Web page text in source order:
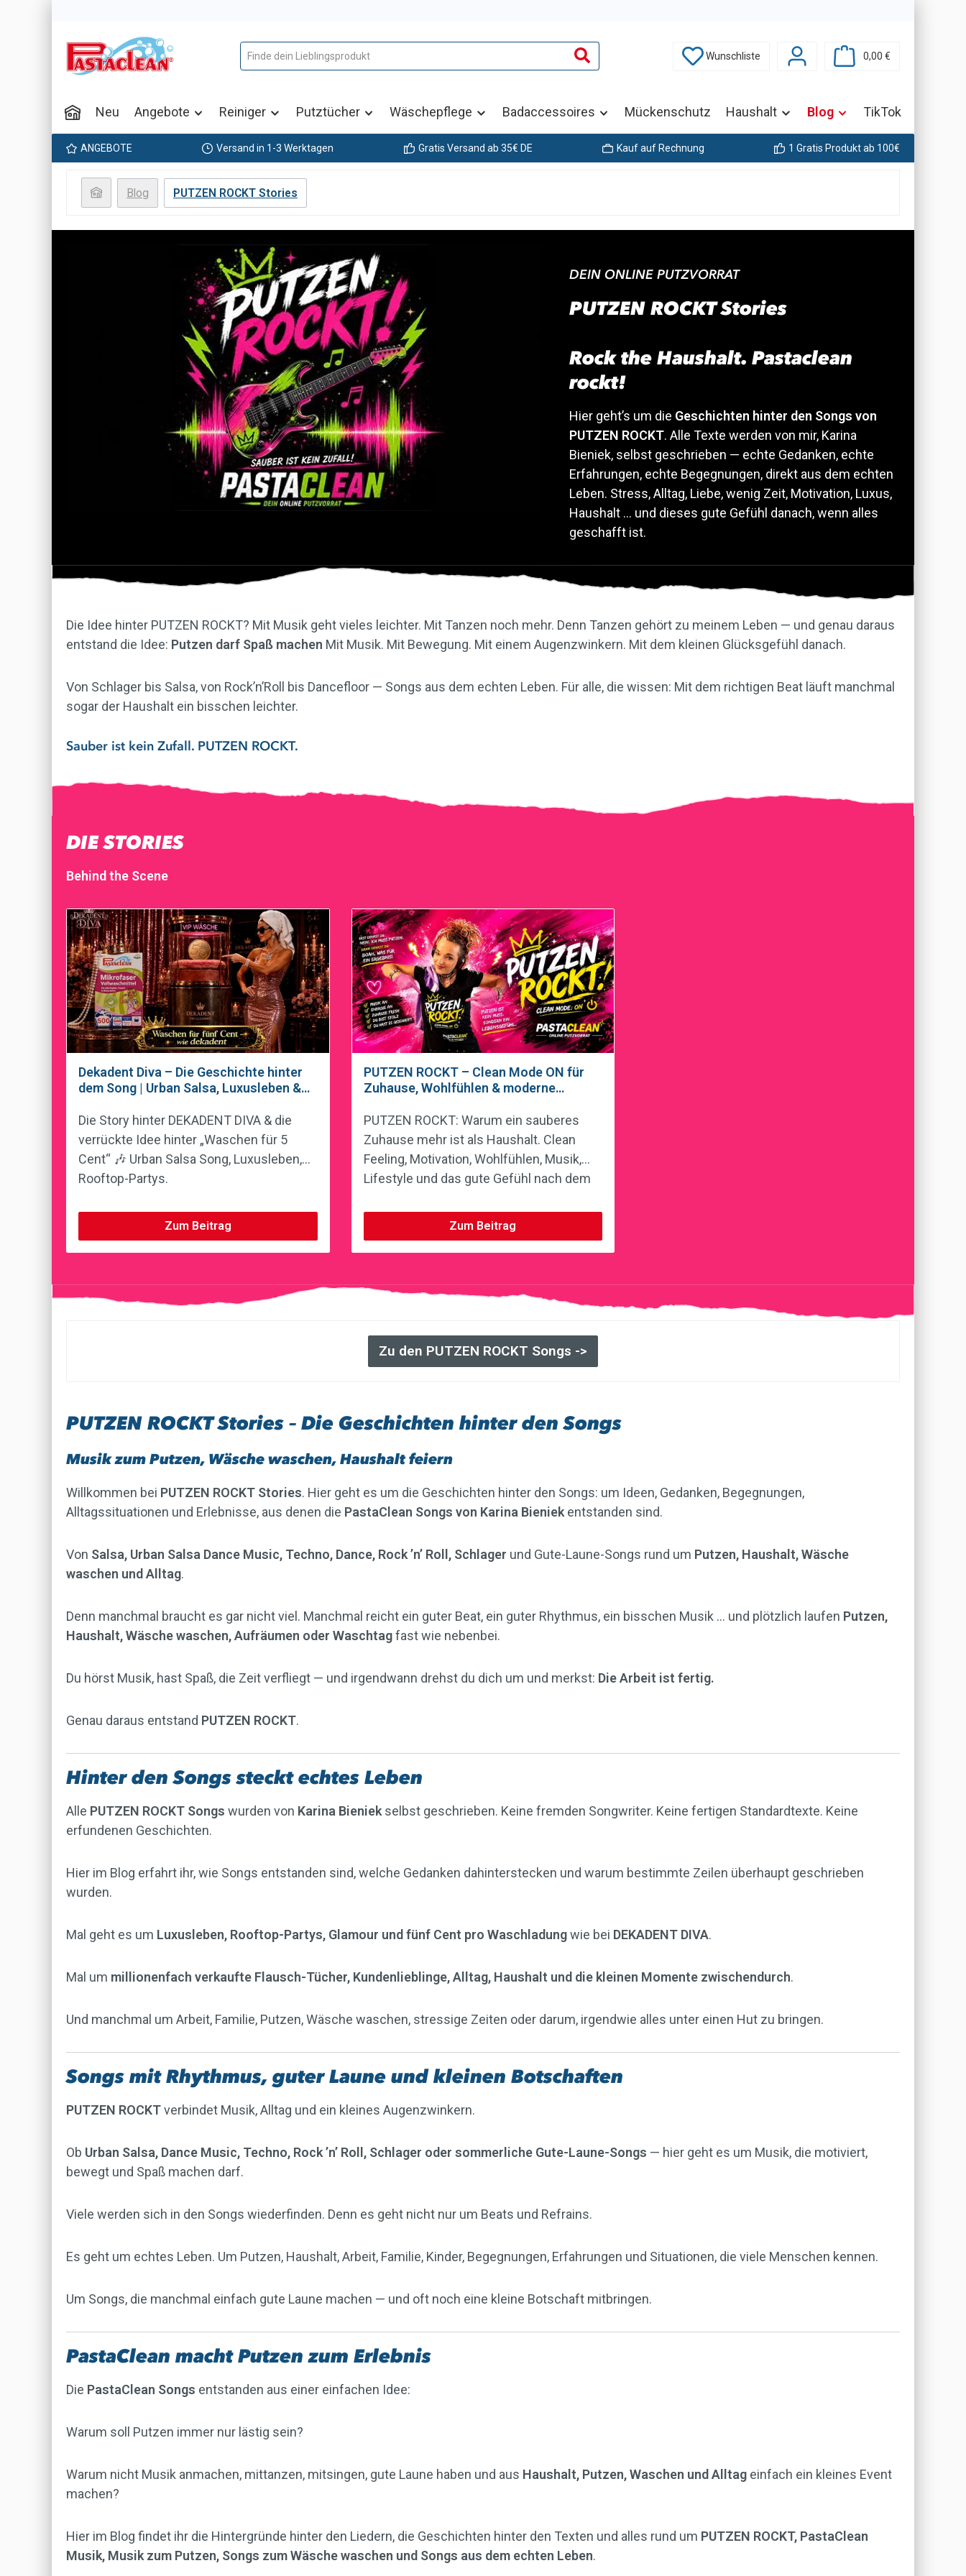
Wunschliste Du hast 0 Produkte auf dem Merkzettel
0,00 €
Neu Angebote Reiniger Putztücher Wäschepflege Badaccessoires Mückenschutz Haushalt Blog TikTok
ANGEBOTE Versand in 1-3 Werktagen Gratis Versand ab 35€ DE Kauf auf Rechnung 1 Gratis Produkt ab 100€
Blog PUTZEN ROCKT Stories
DEIN ONLINE PUTZVORRAT
PUTZEN ROCKT Stories
Rock the Haushalt. Pastaclean
rockt!
Hier geht’s um die Geschichten hinter den Songs von
PUTZEN ROCKT. Alle Texte werden von mir, Karina
Bieniek, selbst geschrieben — echte Gedanken, echte
Erfahrungen, echte Begegnungen, direkt aus dem echten
Leben. Stress, Alltag, Liebe, wenig Zeit, Motivation, Luxus,
Haushalt … und dieses gute Gefühl danach, wenn alles
geschafft ist.
Die Idee hinter PUTZEN ROCKT? Mit Musik geht vieles leichter. Mit Tanzen noch mehr. Denn Tanzen gehört zu meinem Leben — und genau daraus
entstand die Idee: Putzen darf Spaß machen Mit Musik. Mit Bewegung. Mit einem Augenzwinkern. Mit dem kleinen Glücksgefühl danach.
Von Schlager bis Salsa, von Rock’n’Roll bis Dancefloor — Songs aus dem echten Leben. Für alle, die wissen: Mit dem richtigen Beat läuft manchmal
sogar der Haushalt ein bisschen leichter.
Sauber ist kein Zufall. PUTZEN ROCKT.
DIE STORIES
Behind the Scene
Dekadent Diva – Die Geschichte hinter
dem Song | Urban Salsa, Luxusleben &
Die Story hinter DEKADENT DIVA & die
verrückte Idee hinter „Waschen für 5
Cent“ 🎶 Urban Salsa Song, Luxusleben,
Rooftop-Partys.
Zum Beitrag
PUTZEN ROCKT – Clean Mode ON für
Zuhause, Wohlfühlen & moderne
PUTZEN ROCKT: Warum ein sauberes
Zuhause mehr ist als Haushalt. Clean
Feeling, Motivation, Wohlfühlen, Musik,
Lifestyle und das gute Gefühl nach dem
Zum Beitrag
Zu den PUTZEN ROCKT Songs ->
PUTZEN ROCKT Stories – Die Geschichten hinter den Songs
Musik zum Putzen, Wäsche waschen, Haushalt feiern
Willkommen bei PUTZEN ROCKT Stories. Hier geht es um die Geschichten hinter den Songs: um Ideen, Gedanken, Begegnungen,
Alltagssituationen und Erlebnisse, aus denen die PastaClean Songs von Karina Bieniekentstanden sind.
Von Salsa, Urban Salsa Dance Music, Techno, Dance, Rock ’n’ Roll, Schlager und Gute-Laune-Songs rund um Putzen, Haushalt, Wäsche
waschen und Alltag.
Denn manchmal braucht es gar nicht viel. Manchmal reicht ein guter Beat, ein guter Rhythmus, ein bisschen Musik … und plötzlich laufen Putzen,
Haushalt, Wäsche waschen, Aufräumen oder Waschtagfast wie nebenbei.
Du hörst Musik, hast Spaß, die Zeit verfliegt — und irgendwann drehst du dich um und merkst: Die Arbeit ist fertig.
Genau daraus entstand PUTZEN ROCKT.
Hinter den Songs steckt echtes Leben
Alle PUTZEN ROCKT Songs wurden von Karina Bieniekselbst geschrieben. Keine fremden Songwriter. Keine fertigen Standardtexte. Keine
erfundenen Geschichten.
Hier im Blog erfahrt ihr, wie Songs entstanden sind, welche Gedanken dahinterstecken und warum bestimmte Zeilen überhaupt geschrieben
wurden.
Mal geht es um Luxusleben, Rooftop-Partys, Glamour und fünf Cent pro Waschladungwie bei DEKADENT DIVA.
Mal um millionenfach verkaufte Flausch-Tücher, Kundenlieblinge, Alltag, Haushalt und die kleinen Momente zwischendurch.
Und manchmal um Arbeit, Familie, Putzen, Wäsche waschen, stressige Zeiten oder darum, irgendwie alles unter einen Hut zu bringen.
Songs mit Rhythmus, guter Laune und kleinen Botschaften
PUTZEN ROCKTverbindet Musik, Alltag und ein kleines Augenzwinkern.
Ob Urban Salsa, Dance Music, Techno, Rock ’n’ Roll, Schlager oder sommerliche Gute-Laune-Songs — hier geht es um Musik, die motiviert,
bewegt und Spaß machen darf.
Viele werden sich in den Songs wiederfinden. Denn es geht nicht nur um Beats und Refrains.
Es geht um echtes Leben. Um Putzen, Haushalt, Arbeit, Familie, Kinder, Begegnungen, Erfahrungen und Situationen, die viele Menschen kennen.
Um Songs, die manchmal einfach gute Laune machen — und oft noch eine kleine Botschaft mitbringen.
PastaClean macht Putzen zum Erlebnis
Die PastaClean Songs entstanden aus einer einfachen Idee:
Warum soll Putzen immer nur lästig sein?
Warum nicht Musik anmachen, mittanzen, mitsingen, gute Laune haben und aus Haushalt, Putzen, Waschen und Alltag einfach ein kleines Event
machen?
Hier im Blog findet ihr die Hintergründe hinter den Liedern, die Geschichten hinter den Texten und alles rund um PUTZEN ROCKT, PastaClean
Musik, Musik zum Putzen, Songs zum Wäsche waschen und Songs aus dem echten Leben.